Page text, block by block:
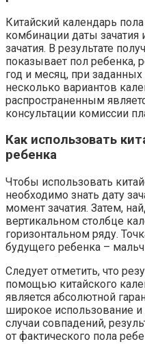
Китайский календарь
комбинации даты зачатия
зачатия. В результате
показывает пол ребенка,
год и месяц, при
несколько вариантов
распространенным
консультации комиссии
Как использовать
ребенка
Чтобы использовать
необходимо знать дату
момент зачатия. Затем,
вертикальном столбце
горизонтальном ряду.
будущего ребенка –
Следует отметить, что
помощью китайского
является абсолютной
широкое использование
случаи совпадений,
от фактического пола